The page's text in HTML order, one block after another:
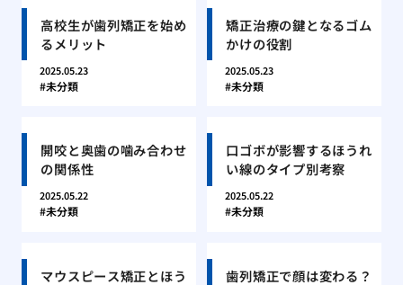
高校生が歯列矯正を始め
るメリット
2025.05.23
未分類
矯正治療の鍵となるゴム
かけの役割
2025.05.23
未分類
開咬と奥歯の噛み合わせ
の関係性
2025.05.22
未分類
口ゴボが影響するほうれ
い線のタイプ別考察
2025.05.22
未分類
マウスピース矯正とほう
歯列矯正で顔は変わる？